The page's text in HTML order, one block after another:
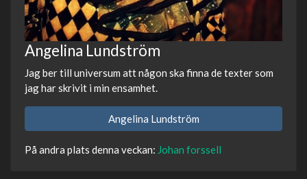
Angelina Lundström
Jag ber till universum att någon ska finna de texter som
jag har skrivit i min ensamhet.
Angelina Lundström
På andra plats denna veckan: Johan forssell